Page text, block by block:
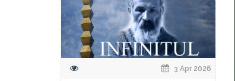
3 Apr 2026